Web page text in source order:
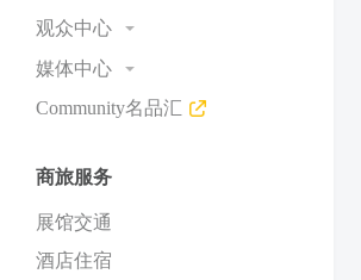
预定展位/赞助
为何参展
常见问题与咨询
观众中心
为何参观
开放时间
常见问题与咨询
媒体中心
展会新闻
现场新闻中心&媒体服务
展会照片与视频
Community名品汇
商旅服务
展馆交通
酒店住宿